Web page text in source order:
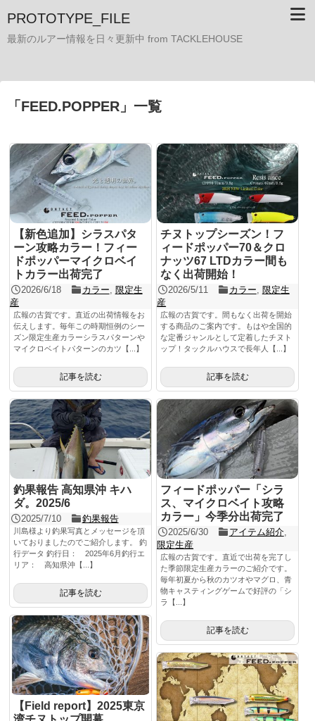
PROTOTYPE_FILE
最新のルアー情報を日々更新中 from TACKLEHOUSE
「 FEED.POPPER 」 一覧
【新色追加】シラスパタ
ーン攻略カラー！フィー
ドポッパーマイクロベイ
トカラー出荷完了
2026/6/18 カラー
限定生
産
広報の古賀です。直近の出荷情報をお
伝えします。毎年この時期恒例のシー
ズン限定生産カラーシラスパターンや
マイクロベイトパターンのカツ【...】
記事を読む
チヌトップシーズン！フ
ィードポッパー70＆クロ
ナッツ67 LTDカラー間も
なく出荷開始！
2026/5/11 カラー
限定生
産
広報の古賀です。間もなく出荷を開始
する商品のご案内です。もはや全国的
な定番ジャンルとして定着したチヌト
ップ！タックルハウスで長年人【...】
記事を読む
釣果報告 高知県沖 キハ
ダ。2025/6
2025/7/10 釣果報告
川島様より釣果写真とメッセージを頂
いておりましたのでご紹介します。 釣
行データ 釣行日： 2025年6月釣行エ
リア： 高知県沖【...】
記事を読む
フィードポッパー「シラ
ス、マイクロベイト攻略
カラー」今季分出荷完了
2025/6/30 アイテム紹介,
限定生産
広報の古賀です。直近で出荷を完了し
た季節限定生産カラーのご紹介です。
毎年初夏から秋のカツオやマグロ、青
物キャスティングゲームで好評の「シ
ラ【...】
記事を読む
【Field report】2025東京